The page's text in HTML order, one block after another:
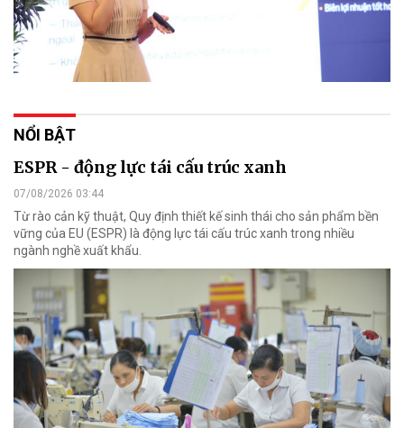
NỔI BẬT
ESPR - động lực tái cấu trúc xanh
07/08/2026 03:44
Từ rào cản kỹ thuật, Quy định thiết kế sinh thái cho sản phẩm bền
vững của EU (ESPR) là động lực tái cấu trúc xanh trong nhiều
ngành nghề xuất khẩu.